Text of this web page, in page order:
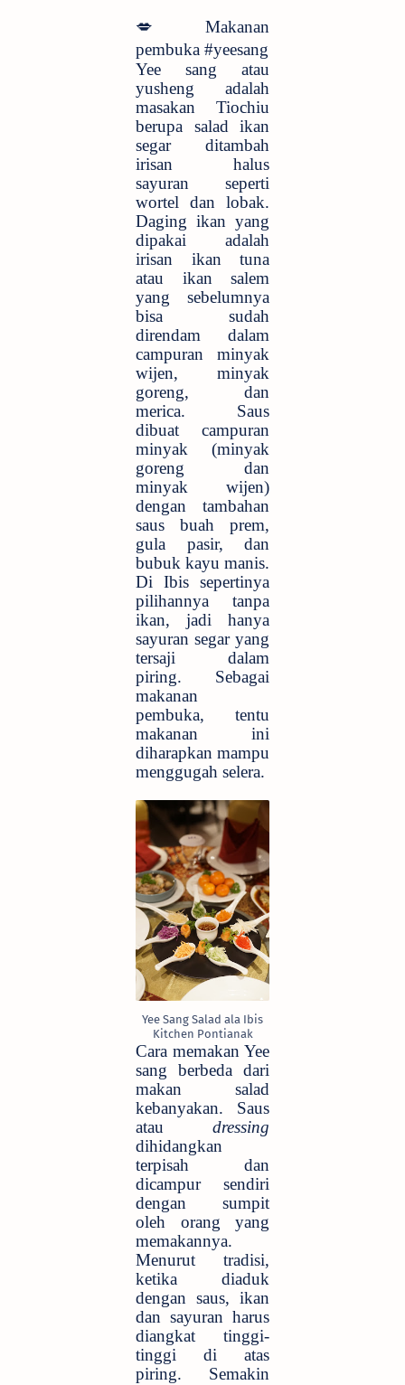
💋
Makanan
pembuka #yeesang
Yee sang atau
yusheng
adalah
masakan Tiochiu
berupa salad ikan
segar ditambah
irisan halus
sayuran seperti
wortel dan lobak.
Daging ikan yang
dipakai adalah
irisan ikan tuna
atau ikan salem
yang sebelumnya
bisa sudah
direndam dalam
campuran minyak
wijen, minyak
goreng, dan
merica. Saus
dibuat campuran
minyak (minyak
goreng dan
minyak wijen)
dengan tambahan
saus buah prem,
gula pasir, dan
bubuk kayu manis.
Di Ibis sepertinya
pilihannya tanpa
ikan, jadi hanya
sayuran segar yang
tersaji dalam
piring. Sebagai
makanan
pembuka, tentu
makanan ini
diharapkan mampu
menggugah selera.
Yee Sang Salad ala Ibis
Kitchen Pontianak
Cara memakan Yee
sang berbeda dari
makan salad
kebanyakan. Saus
atau dressing
dihidangkan
terpisah dan
dicampur sendiri
dengan sumpit
oleh orang yang
memakannya.
Menurut tradisi,
ketika diaduk
dengan saus, ikan
dan sayuran harus
diangkat tinggi-
tinggi di atas
piring. Semakin